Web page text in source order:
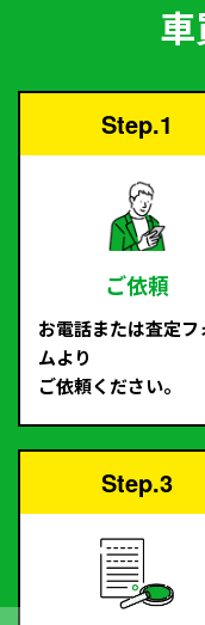
Step.1
ご依頼
お電話または査定フ
ムより
ご依頼ください。
Step.3